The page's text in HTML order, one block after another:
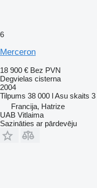
6
Merceron
18 900 € Bez PVN
Degvielas cisterna
2004
Tilpums 38 000 lAsu skaits 3
Francija, Hatrize
UAB Vitlaima
Sazināties ar pārdevēju